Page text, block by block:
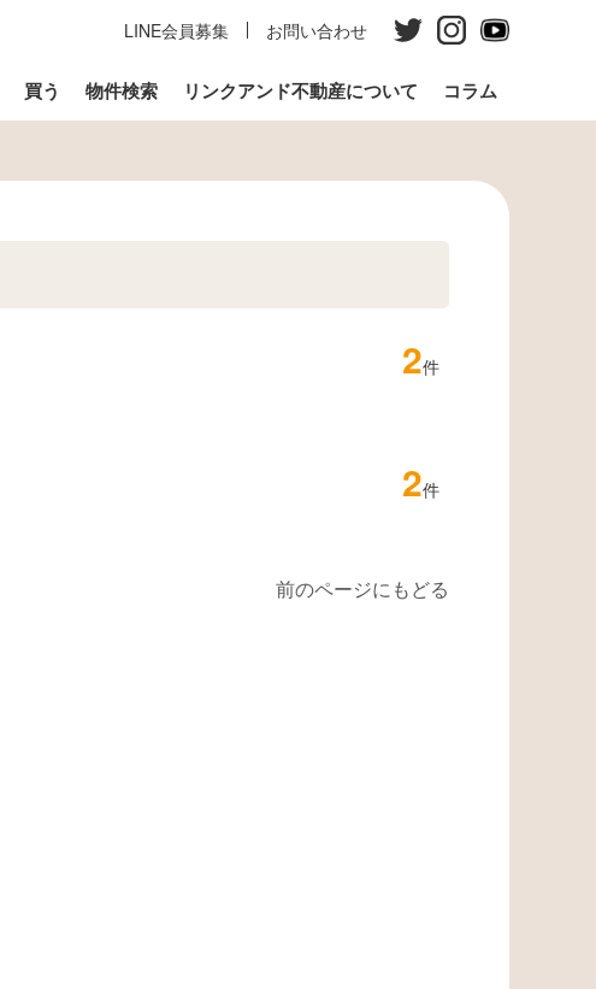
買う 物件検索 リンクアンド不動産について コラム
LINE会員募集 お問い合わせ
2件
2件
前のページにもどる